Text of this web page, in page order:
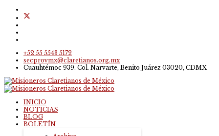
+52 55 5543 5172
secprovmx@claretianos.org.mx
Cuauhtémoc 939. Col. Narvarte, Benito Juárez 03020, CDMX
INICIO
NOTICIAS
BLOG
BOLETÍN